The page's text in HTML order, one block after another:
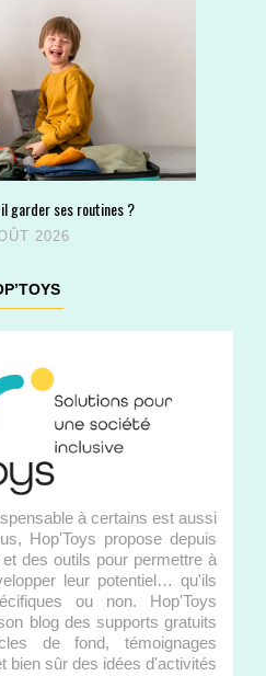
garder ses routines ?
2026
à certains est aussi
Hop'Toys propose depuis
des outils pour permettre à
leur potentiel… qu'ils
ou non. Hop'Toys
blog des supports gratuits
de fond, témoignages
bien sûr des idées d'activités